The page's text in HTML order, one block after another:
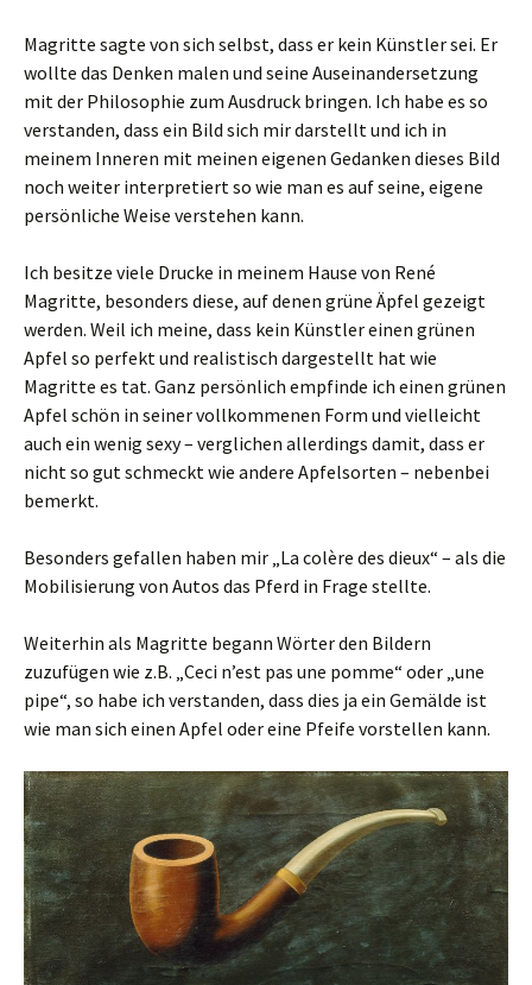
Magritte sagte von sich selbst, dass er kein Künstler sei. Er
wollte das Denken malen und seine Auseinandersetzung
mit der Philosophie zum Ausdruck bringen. Ich habe es so
verstanden, dass ein Bild sich mir darstellt und ich in
meinem Inneren mit meinen eigenen Gedanken dieses Bild
noch weiter interpretiert so wie man es auf seine, eigene
persönliche Weise verstehen kann.
Ich besitze viele Drucke in meinem Hause von René
Magritte, besonders diese, auf denen grüne Äpfel gezeigt
werden. Weil ich meine, dass kein Künstler einen grünen
Apfel so perfekt und realistisch dargestellt hat wie
Magritte es tat. Ganz persönlich empfinde ich einen grünen
Apfel schön in seiner vollkommenen Form und vielleicht
auch ein wenig sexy– verglichen allerdings damit, dass er
nicht so gut schmeckt wie andere Apfelsorten – nebenbei
bemerkt.
Besonders gefallen haben mir „La colère des dieux“ – als die
Mobilisierung von Autos das Pferd in Frage stellte.
Weiterhin als Magritte begann Wörter den Bildern
zuzufügen wie z.B. „Ceci n’est pas une pomme“ oder „une
pipe“, so habe ich verstanden, dass dies ja ein Gemälde ist
wie man sich einen Apfel oder eine Pfeife vorstellen kann.